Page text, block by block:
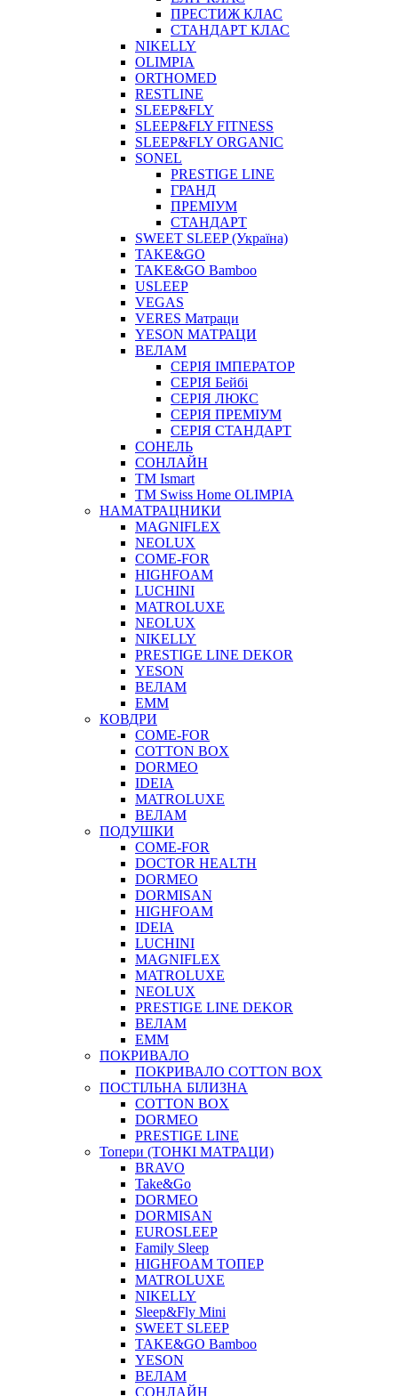
ПРЕСТИЖ КЛАС
СТАНДАРТ КЛАС
NIKELLY
OLIMPIA
ORTHOMED
RESTLINE
SLEEP&FLY
SLEEP&FLY FITNESS
SLEEP&FLY ORGANIC
SONEL
PRESTIGE LINE
ГРАНД
ПРЕМІУМ
СТАНДАРТ
SWEET SLEEP (Україна)
TAKE&GO
TAKE&GO Bamboo
USLEEP
VEGAS
VERES Матраци
YESON МАТРАЦИ
ВЕЛАМ
СЕРІЯ ІМПЕРАТОР
СЕРІЯ Бейбі
СЕРІЯ ЛЮКС
СЕРІЯ ПРЕМІУМ
СЕРІЯ СТАНДАРТ
СОНЕЛЬ
СОНЛАЙН
ТМ Ismart
ТМ Swiss Home OLIMPIA
НАМАТРАЦНИКИ
MAGNIFLEX
NEOLUX
COME-FOR
HIGHFOAM
LUCHINI
MATROLUXE
NEOLUX
NIKELLY
PRESTIGE LINE DEKOR
YESON
ВЕЛАМ
ЕММ
КОВДРИ
COME-FOR
COTTON BOX
DORMEO
IDEIA
MATROLUXE
ВЕЛАМ
ПОДУШКИ
COME-FOR
DOCTOR HEALTH
DORMEO
DORMISAN
HIGHFOAM
IDEIA
LUCHINI
MAGNIFLEX
MATROLUXE
NEOLUX
PRESTIGE LINE DEKOR
ВЕЛАМ
ЕММ
ПОКРИВАЛО
ПОКРИВАЛО COTTON BOX
ПОСТІЛЬНА БІЛИЗНА
COTTON BOX
DORMEO
PRESTIGE LINE
Топери (ТОНКІ МАТРАЦИ)
BRAVO
Take&Go
DORMEO
DORMISAN
EUROSLEEP
Family Sleep
HIGHFOAM ТОПЕР
MATROLUXE
NIKELLY
Sleep&Fly Mini
SWEET SLEEP
TAKE&GO Bamboo
YESON
ВЕЛАМ
СОНЛАЙН